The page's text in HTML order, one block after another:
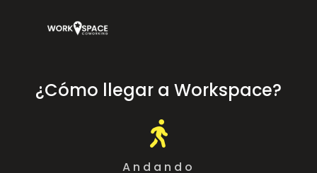
¿Cómo llegar a Workspace?

Andando